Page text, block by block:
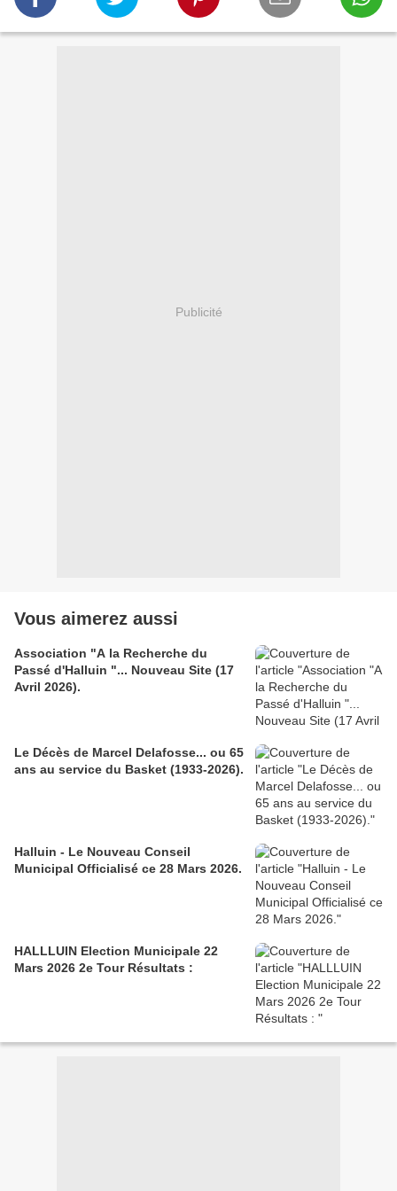
Publicité
Vous aimerez aussi
Association "A la Recherche du
Passé d'Halluin "... Nouveau Site (17
Avril 2026).
Le Décès de Marcel Delafosse... ou 65
ans au service du Basket (1933-2026).
Halluin - Le Nouveau Conseil
Municipal Officialisé ce 28 Mars 2026.
HALLLUIN Election Municipale 22
Mars 2026 2e Tour Résultats :